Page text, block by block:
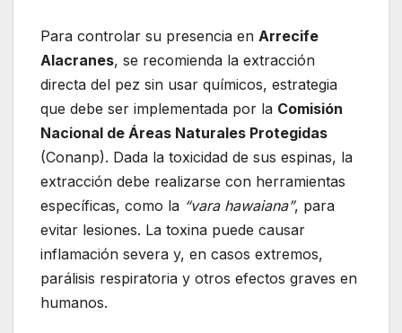
Para controlar su presencia en Arrecife
Alacranes, se recomienda la extracción
directa del pez sin usar químicos, estrategia
que debe ser implementada por la Comisión
Nacional de Áreas Naturales Protegidas
(Conanp). Dada la toxicidad de sus espinas, la
extracción debe realizarse con herramientas
específicas, como la “vara hawaiana”, para
evitar lesiones. La toxina puede causar
inflamación severa y, en casos extremos,
parálisis respiratoria y otros efectos graves en
humanos.